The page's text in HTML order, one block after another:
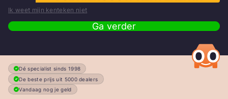
Ik weet mijn kenteken niet
Ga verder
Dé specialist sinds 1998
De beste prijs uit 5000 dealers
Vandaag nog je geld